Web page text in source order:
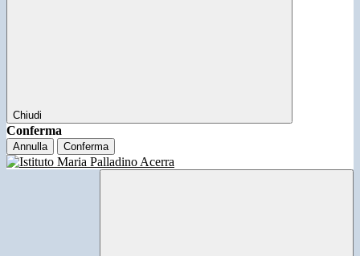
Chiudi
Conferma
Annulla Conferma